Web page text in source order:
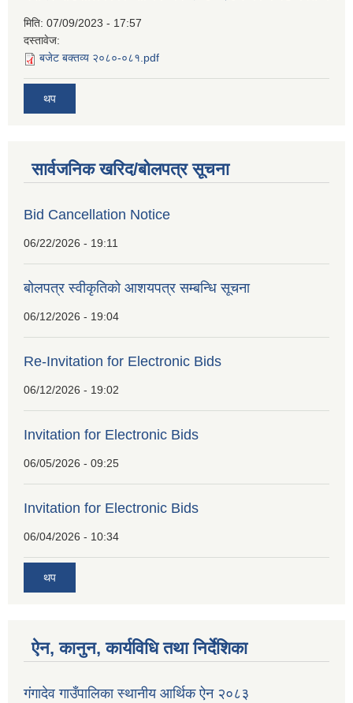
मिति: 07/09/2023 - 17:57
दस्तावेज:
बजेट बक्तव्य २०८०-०८१.pdf
थप
सार्वजनिक खरिद/बोलपत्र सूचना
Bid Cancellation Notice
06/22/2026 - 19:11
बोलपत्र स्वीकृतिको आशयपत्र सम्बन्धि सूचना
06/12/2026 - 19:04
Re-Invitation for Electronic Bids
06/12/2026 - 19:02
Invitation for Electronic Bids
06/05/2026 - 09:25
Invitation for Electronic Bids
06/04/2026 - 10:34
थप
ऐन, कानुन, कार्यविधि तथा निर्देशिका
गंगादेव गाउँपालिका स्थानीय आर्थिक ऐन २०८३